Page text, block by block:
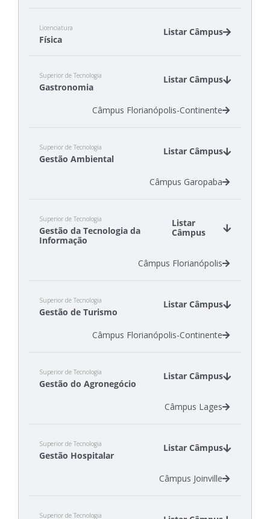
Câmpus Itajaí
Licenciatura
Física
Listar Câmpus
Câmpus Jaraguá do Sul - Centro
Superior de Tecnologia
Gastronomia
Listar Câmpus
Câmpus Florianópolis-Continente
Superior de Tecnologia
Gestão Ambiental
Listar Câmpus
Câmpus Garopaba
Superior de Tecnologia
Gestão da Tecnologia da
Informação
Listar
Câmpus
Câmpus Florianópolis
Superior de Tecnologia
Gestão de Turismo
Listar Câmpus
Câmpus Florianópolis-Continente
Superior de Tecnologia
Gestão do Agronegócio
Listar Câmpus
Câmpus Lages
Superior de Tecnologia
Gestão Hospitalar
Listar Câmpus
Câmpus Joinville
Superior de Tecnologia